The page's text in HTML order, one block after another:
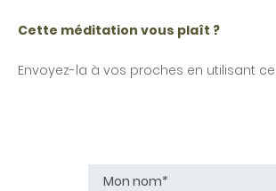
Cette méditation vous plaît ?
Envoyez-la à vos proches en utilisant